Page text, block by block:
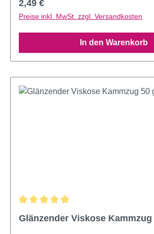
Regulärer Preis:
2,49 €
Preise inkl. MwSt. zzgl. Versandkosten
In den Warenkorb
Glänzender Viskose Kammzug